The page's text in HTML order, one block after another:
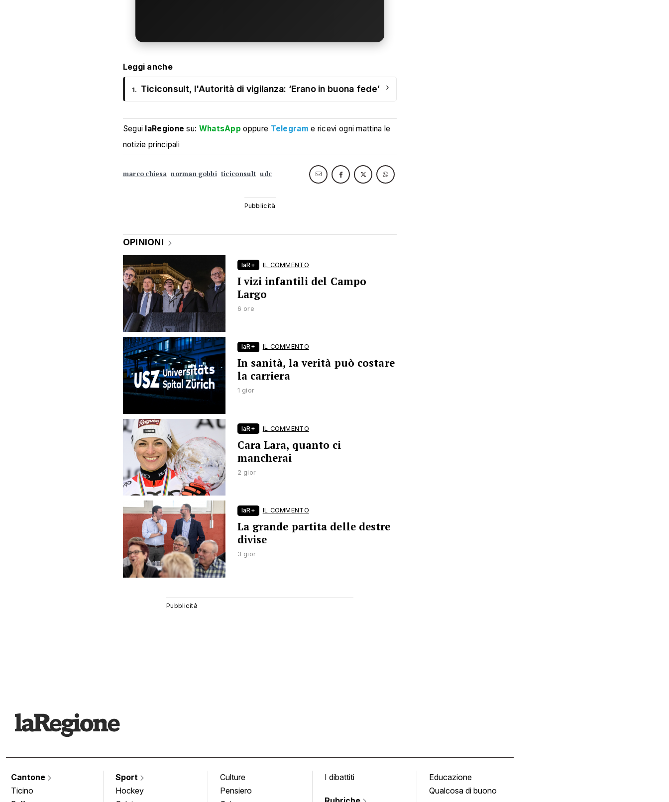
Leggi anche
1. Ticiconsult, l'Autorità di vigilanza: ‘Erano in buona fede’ ›
Segui laRegione su: WhatsApp oppure Telegram e ricevi ogni mattina le
notizie principali
marco chiesa norman gobbi ticiconsult udc
OPINIONI
laR+ IL COMMENTO
I vizi infantili del Campo
Largo
6 ore
laR+ IL COMMENTO
In sanità, la verità può costare
la carriera
1 gior
laR+ IL COMMENTO
Cara Lara, quanto ci
mancherai
2 gior
laR+ IL COMMENTO
La grande partita delle destre
divise
3 gior
Cantone
Ticino
Sport
Hockey
Culture
Pensiero
I dibattiti
Educazione
Qualcosa di buono